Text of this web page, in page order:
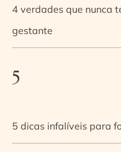
4 verdades que nunca
gestante
5
5 dicas infalíveis para